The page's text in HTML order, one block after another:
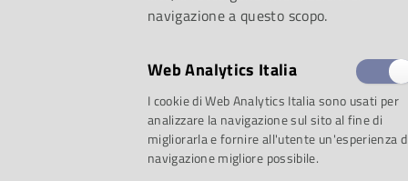
classici da
sordina alle
conduttore: la
navigazione a questo scopo.
Web Analytics Italia
I cookie di Web Analytics Italia sono usati per
analizzare la navigazione sul sito al fine di
migliorarla e fornire all'utente un'esperienza
navigazione migliore possibile.